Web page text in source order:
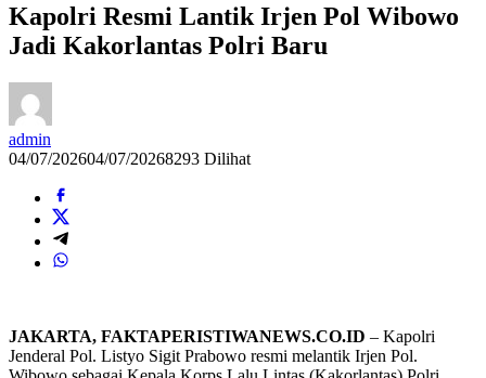
Kapolri Resmi Lantik Irjen Pol Wibowo
Jadi Kakorlantas Polri Baru
admin
04/07/202604/07/20268293 Dilihat
JAKARTA, FAKTAPERISTIWANEWS.CO.ID – Kapolri
Jenderal Pol. Listyo Sigit Prabowo resmi melantik Irjen Pol.